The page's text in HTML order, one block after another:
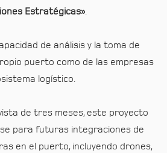
Estratégicas»
de análisis y la toma de
puerto como de las empresas
logístico.
de tres meses, este proyecto
para futuras integraciones de
en el puerto, incluyendo drones,